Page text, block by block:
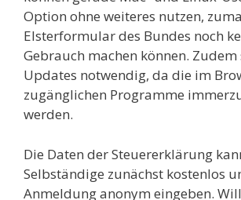
Option ohne weiteres nutzen,
Elsterformular des Bundes noch
Gebrauch machen können. Zudem
Updates notwendig, da die im
zugänglichen Programme
werden.
Die Daten der Steuererklärung
Selbständige zunächst kostenlos
Anmeldung anonym eingeben.